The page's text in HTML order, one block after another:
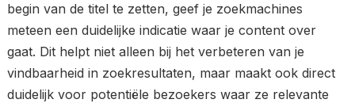
begin van de titel te zetten, geef je zoekmachines
meteen een duidelijke indicatie waar je content over
gaat. Dit helpt niet alleen bij het verbeteren van je
vindbaarheid in zoekresultaten, maar maakt ook direct
duidelijk voor potentiële bezoekers waar ze relevante